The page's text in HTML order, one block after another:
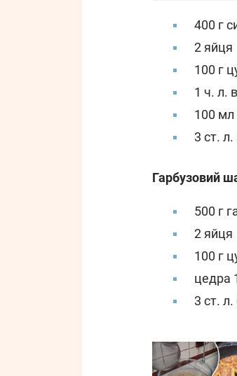
400 г
2 яйця
100 г
1 ч. л.
100 мл
3 ст.
Гарбузовий
500 г
2 яйця
100 г
цедра
3 ст.